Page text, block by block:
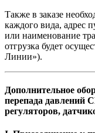
Также в заказе
каждого вида, адрес
или наименование
отгрузка будет
Линии»).
Дополнительное
перепада давлений
регуляторов,